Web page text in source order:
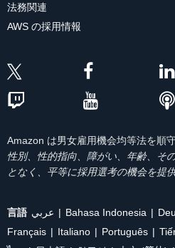
法務関連
AWS の採用情報
Amazon は男女雇用機会均等法を順
性別、性的指向、障がい、年齢、そ
となく、平等に採用選考の機会を提
言語 عربي Bahasa Indonesia
Français
Italiano Português